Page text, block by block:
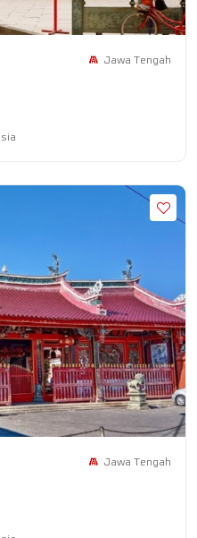
Jawa Tengah
Jawa Tengah